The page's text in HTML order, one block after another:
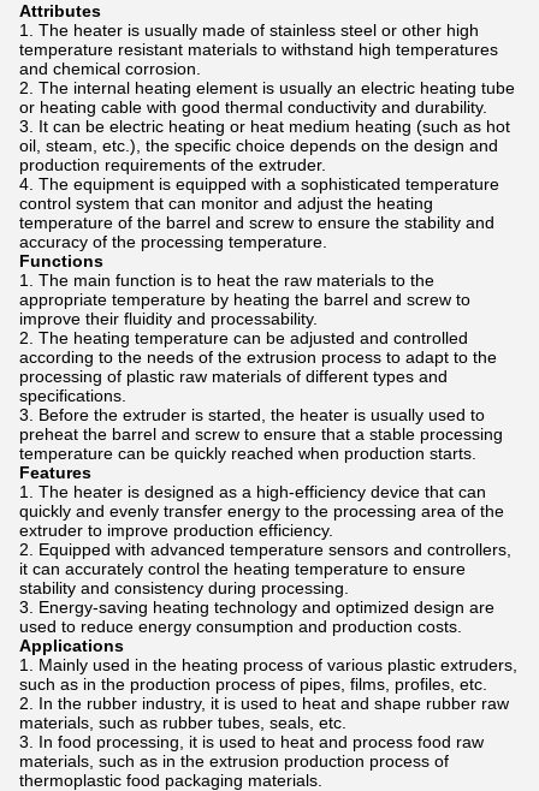
Attributes
The heater is usually made of stainless steel or other high
temperature resistant materials to withstand high temperatures
and chemical corrosion.
The internal heating element is usually an electric heating tube
or heating cable with good thermal conductivity and durability.
It can be electric heating or heat medium heating (such as hot
oil, steam, etc.), the specific choice depends on the design and
production requirements of the extruder.
The equipment is equipped with a sophisticated temperature
control system that can monitor and adjust the heating
temperature of the barrel and screw to ensure the stability and
accuracy of the processing temperature.
Functions
The main function is to heat the raw materials to the
appropriate temperature by heating the barrel and screw to
improve their fluidity and processability.
The heating temperature can be adjusted and controlled
according to the needs of the extrusion process to adapt to the
processing of plastic raw materials of different types and
specifications.
Before the extruder is started, the heater is usually used to
preheat the barrel and screw to ensure that a stable processing
temperature can be quickly reached when production starts.
Features
The heater is designed as a high-efficiency device that can
quickly and evenly transfer energy to the processing area of ​​the
extruder to improve production efficiency.
Equipped with advanced temperature sensors and controllers,
it can accurately control the heating temperature to ensure
stability and consistency during processing.
Energy-saving heating technology and optimized design are
used to reduce energy consumption and production costs.
Applications
Mainly used in the heating process of various plastic extruders,
such as in the production process of pipes, films, profiles, etc.
In the rubber industry, it is used to heat and shape rubber raw
materials, such as rubber tubes, seals, etc.
In food processing, it is used to heat and process food raw
materials, such as in the extrusion production process of
thermoplastic food packaging materials.